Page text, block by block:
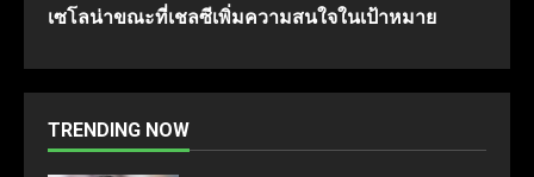
เซโลน่าขณะที่เชลซีเพิ่มความสนใจในเป้าหมาย
TRENDING NOW